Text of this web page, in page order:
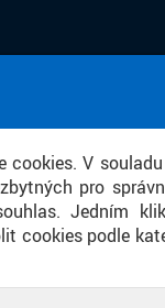
cookies. V
pro
Jedním
cookies podle